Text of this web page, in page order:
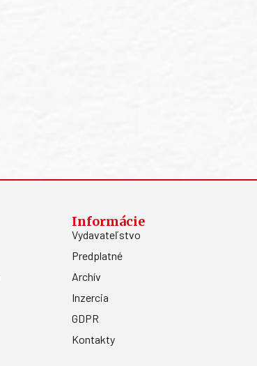
Informácie
Vydavateľstvo
Predplatné
Archív
Inzercia
GDPR
Kontakty